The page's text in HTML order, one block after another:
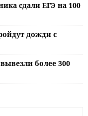
сдали ЕГЭ на 100
дожди с
более 300